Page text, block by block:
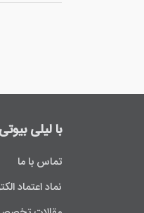
با لیلی ‌بیوتی
تماس با ما
نماد اعتماد